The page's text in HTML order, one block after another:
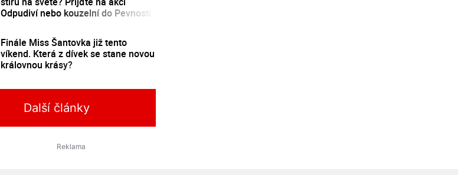
Odpudiví nebo kouzelní do Pevnosti
Finále Miss Šantovka již tento
víkend. Která z dívek se stane novou
královnou krásy?
Další články